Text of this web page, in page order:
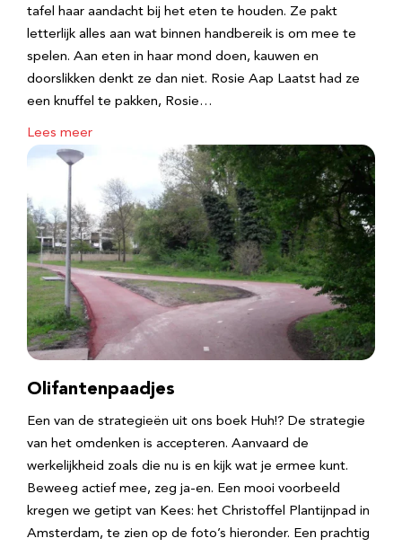
tafel haar aandacht bij het eten te houden. Ze pakt
letterlijk alles aan wat binnen handbereik is om mee te
spelen. Aan eten in haar mond doen, kauwen en
doorslikken denkt ze dan niet. Rosie Aap Laatst had ze
een knuffel te pakken, Rosie…
Lees meer
Olifantenpaadjes
Een van de strategieën uit ons boek Huh!? De strategie
van het omdenken is accepteren. Aanvaard de
werkelijkheid zoals die nu is en kijk wat je ermee kunt.
Beweeg actief mee, zeg ja-en. Een mooi voorbeeld
kregen we getipt van Kees: het Christoffel Plantijnpad in
Amsterdam, te zien op de foto’s hieronder. Een prachtig